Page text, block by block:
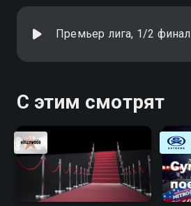
Премьер лига, 1/2
С этим смотрят